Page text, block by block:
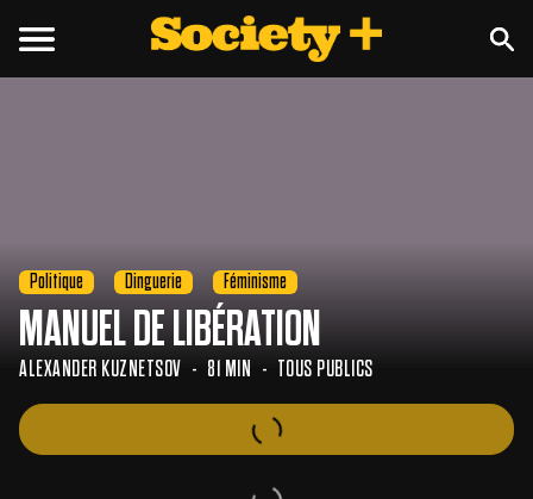
Politique Dinguerie Féminisme
MANUEL DE LIBÉRATION
ALEXANDER KUZNETSOV 81 MIN TOUS PUBLICS